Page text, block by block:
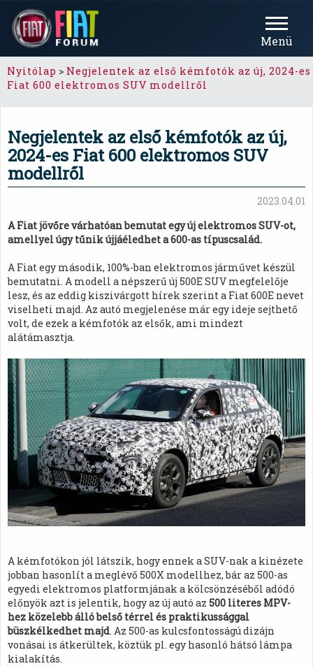
Menü
Nyitólap > Negjelentek az első kémfotók az új, 2024-es
Fiat 600 elektromos SUV modellről
Negjelentek az első kémfotók az új,
2024-es Fiat 600 elektromos SUV
modellről
2023.04.01
A Fiat jövőre várhatóan bemutat egy új elektromos SUV-ot,
amellyel úgy tűnik újjáéledhet a 600-as típuscsalád.
A Fiat egy második, 100%-ban elektromos járművet készül
bemutatni. A modell a népszerű új 500E SUV megfelelője
lesz, és az eddig kiszivárgott hírek szerint a Fiat 600E nevet
viselheti majd. Az autó megjelenése már egy ideje sejthető
volt, de ezek a kémfotók az elsők, ami mindezt
alátámasztja.
A kémfotókon jól látszik, hogy ennek a SUV-nak a kinézete
jobban hasonlít a meglévő 500X modellhez, bár az 500-as
egyedi elektromos platformjának a kölcsönzéséből adódó
előnyök azt is jelentik, hogy az új autó az 500 literes MPV-
hez közelebb álló belső térrel és praktikussággal
büszkélkedhet majd. Az 500-as kulcsfontosságú dizájn
vonásai is átkerültek, köztük pl. egy hasonló hátsó lámpa
kialakítás.